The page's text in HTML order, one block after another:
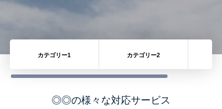
カテゴリー1 カテゴリー2
◎◎の様々な対応サービス